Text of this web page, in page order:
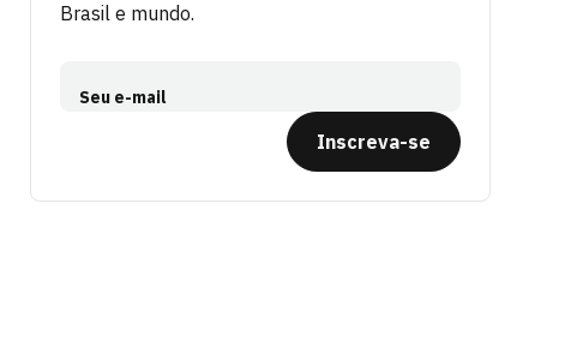
Brasil e mundo.
Seu e-mail
Inscreva-se